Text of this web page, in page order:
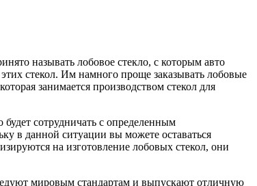
называть лобовое стекло, с которым авто
стекол. Им намного проще заказывать лобовые
занимается производством стекол для
будет сотрудничать с определенным
в данной ситуации вы можете оставаться
на изготовление лобовых стекол, они
мировым стандартам и выпускают отличную